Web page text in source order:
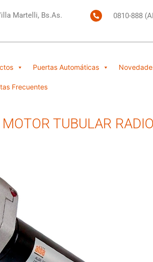
Martelli, Bs.As.
0810-888
Puertas Automáticas
Frecuentes
TUBULAR